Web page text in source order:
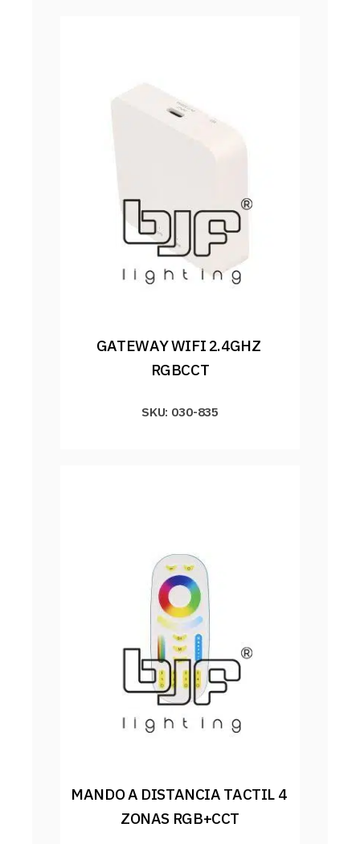
GATEWAY WIFI 2.4GHZ
RGBCCT
SKU: 030-835
MANDO A DISTANCIA TACTIL 4
ZONAS RGB+CCT